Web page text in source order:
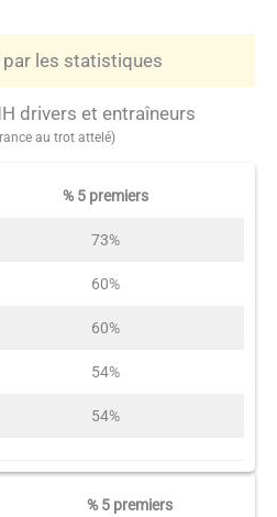
par les statistiques
drivers et entraîneurs
au trot attelé)
% 5 premiers
73%
60%
60%
54%
54%
% 5 premiers